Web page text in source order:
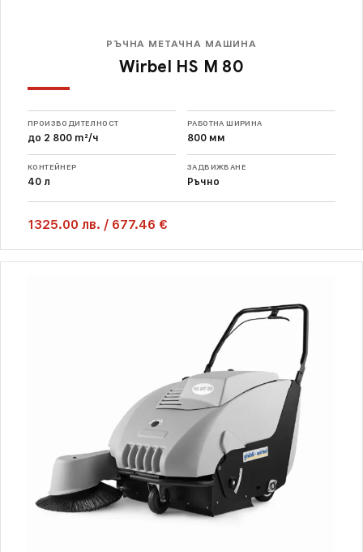
РЪЧНА МЕТАЧНА МАШИНА
Wirbel HS M 80
ПРОИЗВОДИТЕЛНОСТ
до 2 800 m²/ч
РАБОТНА ШИРИНА
800 мм
КОНТЕЙНЕР
40 л
ЗАДВИЖВАНЕ
Ръчно
1325.00 лв. / 677.46 €